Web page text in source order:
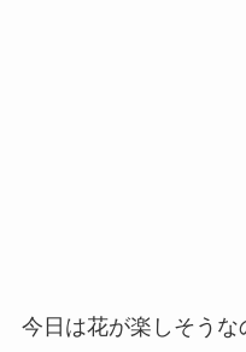
今日は花が楽しそうな